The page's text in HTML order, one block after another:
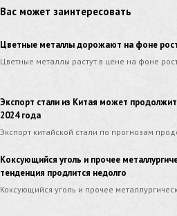
Вас может заинтересовать
Цветные металлы дорожают на фоне
Цветные металлы растут в цене на фоне
Экспорт стали из Китая может
2024 года
Экспорт китайской стали по прогнозам
Коксующийся уголь и прочее
тенденция продлится недолго
Коксующийся уголь и прочее